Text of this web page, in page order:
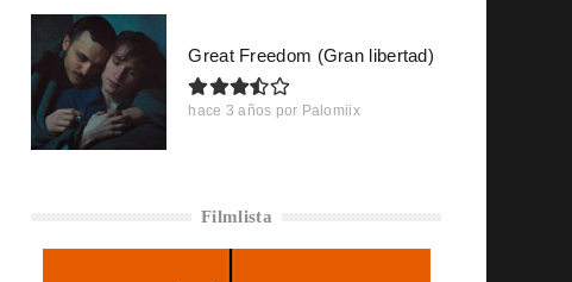
Great Freedom (Gran libertad)
hace 3 años por Palomiix
Filmlista